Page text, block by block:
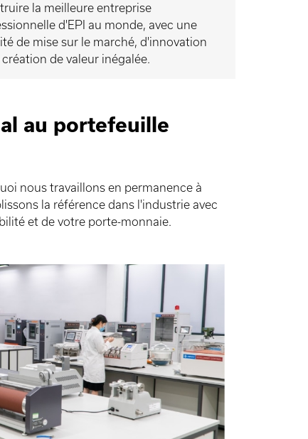
la meilleure entreprise
d'EPI au monde, avec une
de mise sur le marché, d'innovation
de valeur inégalée.
au portefeuille
nous travaillons en permanence à
la référence dans l'industrie avec
et de votre porte-monnaie.